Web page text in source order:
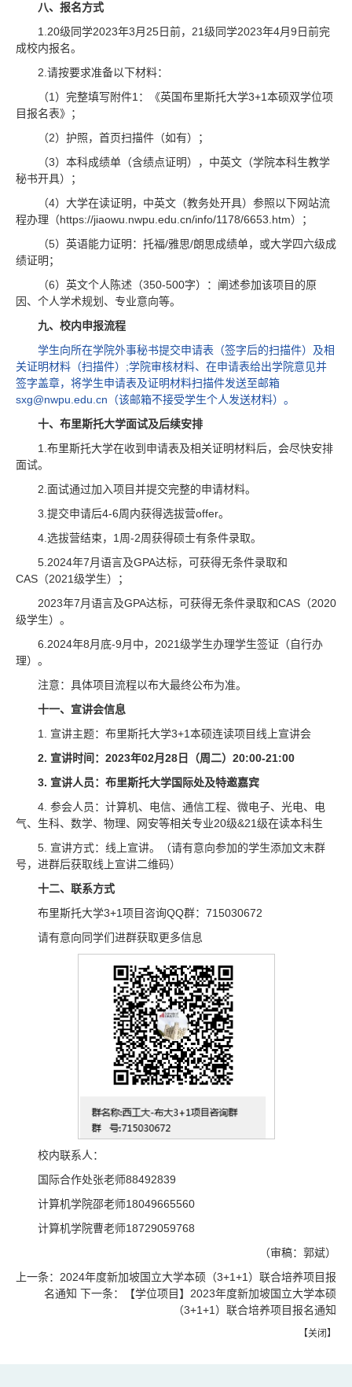
八、报名方式
1.20级同学2023年3月25日前，21级同学2023年4月9日前完
成校内报名。
2.请按要求准备以下材料：
（1）完整填写附件1：《英国布里斯托大学3+1本硕双学位项
目报名表》；
（2）护照，首页扫描件（如有）；
（3）本科成绩单（含绩点证明），中英文（学院本科生教学
秘书开具）；
（4）大学在读证明，中英文（教务处开具）参照以下网站流
程办理（https://jiaowu.nwpu.edu.cn/info/1178/6653.htm）；
（5）英语能力证明：托福/雅思/朗思成绩单，或大学四六级成
绩证明；
（6）英文个人陈述（350-500字）：阐述参加该项目的原
因、个人学术规划、专业意向等。
九、校内申报流程
学生向所在学院外事秘书提交申请表（签字后的扫描件）及相
关证明材料（扫描件）;学院审核材料、在申请表给出学院意见并
签字盖章，将学生申请表及证明材料扫描件发送至邮箱
sxg@nwpu.edu.cn（该邮箱不接受学生个人发送材料）。
十、布里斯托大学面试及后续安排
1.布里斯托大学在收到申请表及相关证明材料后，会尽快安排
面试。
2.面试通过加入项目并提交完整的申请材料。
3.提交申请后4-6周内获得选拔营offer。
4.选拔营结束，1周-2周获得硕士有条件录取。
5.2024年7月语言及GPA达标，可获得无条件录取和
CAS（2021级学生）；
2023年7月语言及GPA达标，可获得无条件录取和CAS（2020
级学生）。
6.2024年8月底-9月中，2021级学生办理学生签证（自行办
理）。
注意：具体项目流程以布大最终公布为准。
十一、宣讲会信息
1. 宣讲主题：布里斯托大学3+1本硕连读项目线上宣讲会
2. 宣讲时间：2023年02月28日（周二）20:00-21:00
3. 宣讲人员：布里斯托大学国际处及特邀嘉宾
4. 参会人员：计算机、电信、通信工程、微电子、光电、电
气、生科、数学、物理、网安等相关专业20级&21级在读本科生
5. 宣讲方式：线上宣讲。（请有意向参加的学生添加文末群
号，进群后获取线上宣讲二维码）
十二、联系方式
布里斯托大学3+1项目咨询QQ群：715030672
请有意向同学们进群获取更多信息
校内联系人：
国际合作处张老师88492839
计算机学院邵老师18049665560
计算机学院曹老师18729059768
（审稿：郭斌）
上一条： 2024年度新加坡国立大学本硕（3+1+1）联合培养项目报
名通知 下一条：
【学位项目】2023年度新加坡国立大学本硕
（3+1+1）联合培养项目报名通知
【关闭】